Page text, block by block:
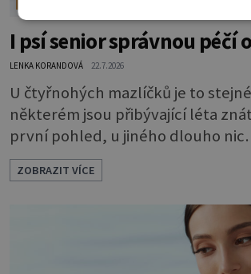
I psí senior správnou péčí
LENKA KORANDOVÁ 22.7.2026
U čtyřnohých mazlíčků je to
některém jsou přibývající léta
první pohled, u jiného dlouho nic
nezaznamenáte. Přesto byste si
psa více všímat, aby vám neunikly
signály, že něco není v pořádku.
mu může prodloužit i zkvalitnit život.
mohou mít v nepořádku zažívání.
ZOBRAZIT VÍCE